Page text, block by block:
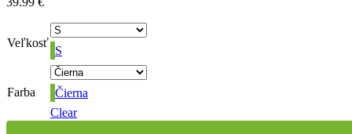
Veľkosť
S
Farba
Čierna
Clear